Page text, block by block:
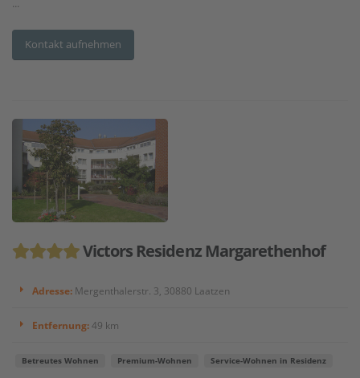
...
Kontakt aufnehmen
Victors Residenz Margarethenhof
Adresse: Mergenthalerstr. 3, 30880 Laatzen
Entfernung:49 km
Betreutes Wohnen Premium-Wohnen Service-Wohnen in Residenz